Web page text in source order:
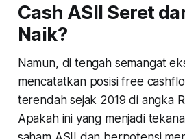
Cash ASII Seret
Naik?
Namun, di tengah semangat
mencatatkan posisi free
terendah sejak 2019 di angka
Apakah ini yang menjadi